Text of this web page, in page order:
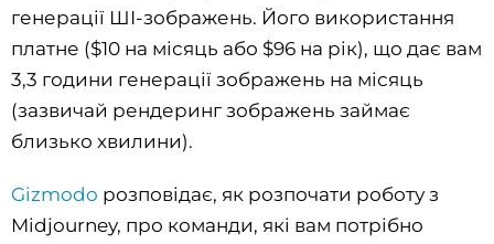
генерації ШІ-зображень. Його використання
платне ($10 на місяць або $96 на рік), що дає вам
3,3 години генерації зображень на місяць
(зазвичай рендеринг зображень займає
близько хвилини).
Gizmodo розповідає, як розпочати роботу з
Midjourney, про команди, які вам потрібно